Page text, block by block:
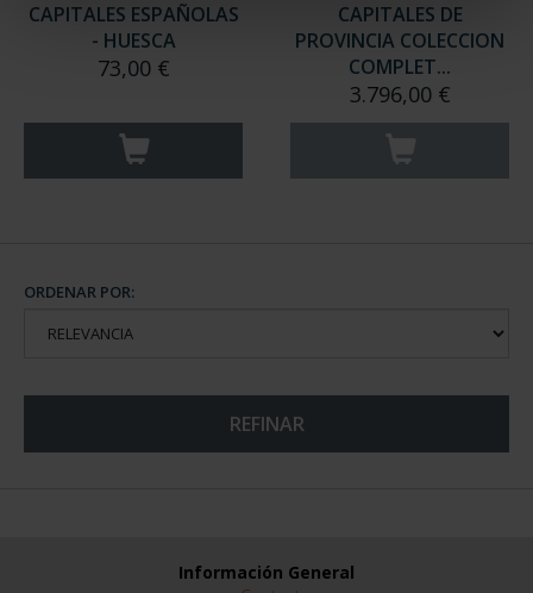
CAPITALES ESPAÑOLAS
- HUESCA
73,00 €
CAPITALES DE
PROVINCIA COLECCION
COMPLET...
3.796,00 €
ORDENAR POR:
REFINAR
Información General